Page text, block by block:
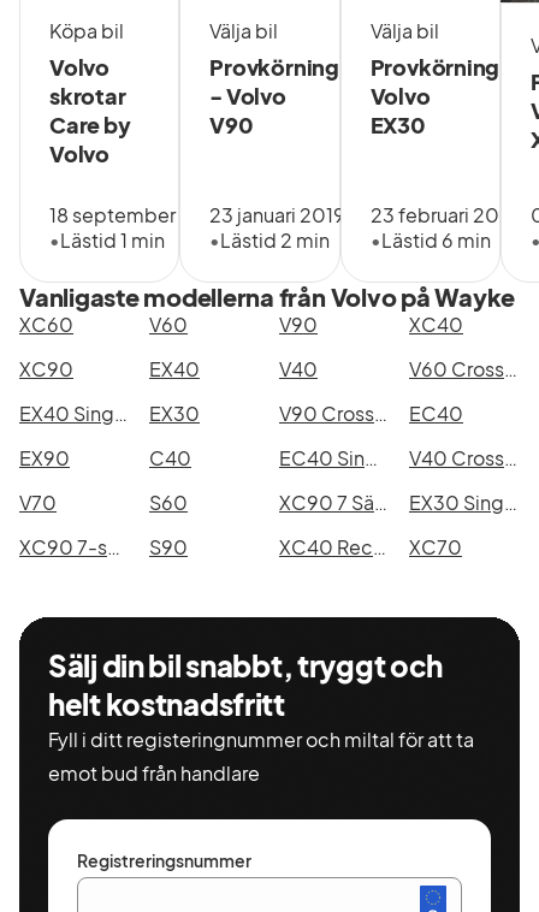
Köpa bil
Volvo
skrotar
Care by
Volvo
18 september 2024
•Lästid 1 min
Välja bil
Provkörning
- Volvo
V90
23 januari 2019
•Lästid 2 min
Välja bil
Provkörning
Volvo
EX30
23 februari 2024
•Lästid 6 min
Vanligaste modellerna från Volvo på Wayke
XC60 V60 V90
XC40
XC90
EX40 V40
V60 Cross Country
EX40 Single Motor Extended Range
EX30 V90 Cross Country
EC40
EX90
C40 EC40 Single Motor Extended Range
V40 Cross Country
V70
S60 XC90 7 Säten
EX30 Single Motor Extended Range
XC90 7-seater
S90 XC40 Recharge XC70
Sälj din bil snabbt, tryggt och
helt kostnadsfritt
Fyll i ditt registeringnummer och miltal för att ta
emot bud från handlare
Registreringsnummer